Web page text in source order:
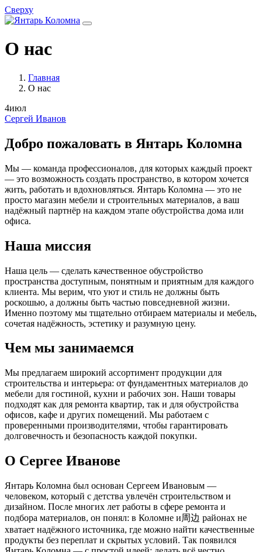
Сверху
О нас
Главная
О нас
4июл
Сергей Иванов
Добро пожаловать в Янтарь Коломна
Мы — команда профессионалов, для которых каждый проект
— это возможность создать пространство, в котором хочется
жить, работать и вдохновляться. Янтарь Коломна — это не
просто магазин мебели и строительных материалов, а ваш
надёжный партнёр на каждом этапе обустройства дома или
офиса.
Наша миссия
Наша цель — сделать качественное обустройство
пространства доступным, понятным и приятным для каждого
клиента. Мы верим, что уют и стиль не должны быть
роскошью, а должны быть частью повседневной жизни.
Именно поэтому мы тщательно отбираем материалы и мебель,
сочетая надёжность, эстетику и разумную цену.
Чем мы занимаемся
Мы предлагаем широкий ассортимент продукции для
строительства и интерьера: от фундаментных материалов до
мебели для гостиной, кухни и рабочих зон. Наши товары
подходят как для ремонта квартир, так и для обустройства
офисов, кафе и других помещений. Мы работаем с
проверенными производителями, чтобы гарантировать
долговечность и безопасность каждой покупки.
О Сергее Иванове
Янтарь Коломна был основан Сергеем Ивановым —
человеком, который с детства увлечён строительством и
дизайном. После многих лет работы в сфере ремонта и
подбора материалов, он понял: в Коломне и周边 районах не
хватает надёжного источника, где можно найти качественные
продукты без переплат и скрытых условий. Так появился